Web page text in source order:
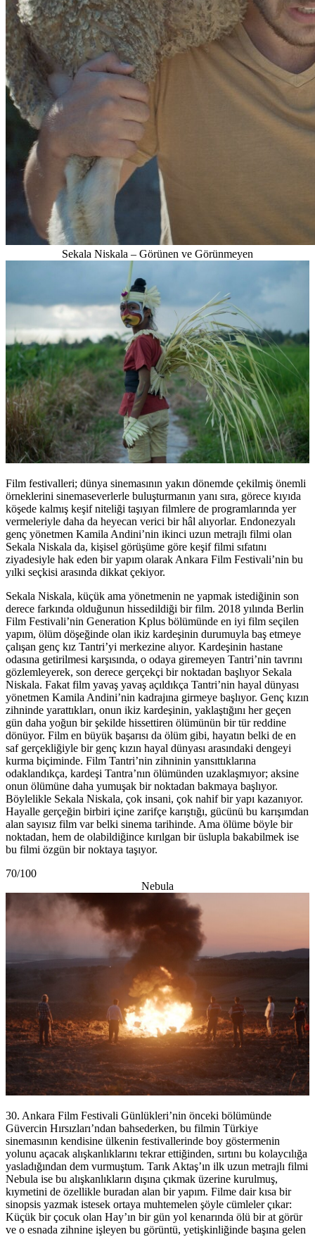
Sekala Niskala – Görünen ve Görünmeyen
Film festivalleri; dünya sinemasının yakın dönemde çekilmiş önemli
örneklerini sinemaseverlerle buluşturmanın yanı sıra, görece kıyıda
köşede kalmış keşif niteliği taşıyan filmlere de programlarında yer
vermeleriyle daha da heyecan verici bir hâl alıyorlar. Endonezyalı
genç yönetmen Kamila Andini’nin ikinci uzun metrajlı filmi olan
Sekala Niskala da, kişisel görüşüme göre keşif filmi sıfatını
ziyadesiyle hak eden bir yapım olarak Ankara Film Festivali’nin bu
yılki seçkisi arasında dikkat çekiyor.
Sekala Niskala, küçük ama yönetmenin ne yapmak istediğinin son
derece farkında olduğunun hissedildiği bir film. 2018 yılında Berlin
Film Festivali’nin Generation Kplus bölümünde en iyi film seçilen
yapım, ölüm döşeğinde olan ikiz kardeşinin durumuyla baş etmeye
çalışan genç kız Tantri’yi merkezine alıyor. Kardeşinin hastane
odasına getirilmesi karşısında, o odaya giremeyen Tantri’nin tavrını
gözlemleyerek, son derece gerçekçi bir noktadan başlıyor Sekala
Niskala. Fakat film yavaş yavaş açıldıkça Tantri’nin hayal dünyası
yönetmen Kamila Andini’nin kadrajına girmeye başlıyor. Genç kızın
zihninde yarattıkları, onun ikiz kardeşinin, yaklaştığını her geçen
gün daha yoğun bir şekilde hissettiren ölümünün bir tür reddine
dönüyor. Film en büyük başarısı da ölüm gibi, hayatın belki de en
saf gerçekliğiyle bir genç kızın hayal dünyası arasındaki dengeyi
kurma biçiminde. Film Tantri’nin zihninin yansıttıklarına
odaklandıkça, kardeşi Tantra’nın ölümünden uzaklaşmıyor; aksine
onun ölümüne daha yumuşak bir noktadan bakmaya başlıyor.
Böylelikle Sekala Niskala, çok insani, çok nahif bir yapı kazanıyor.
Hayalle gerçeğin birbiri içine zarifçe karıştığı, gücünü bu karışımdan
alan sayısız film var belki sinema tarihinde. Ama ölüme böyle bir
noktadan, hem de olabildiğince kırılgan bir üslupla bakabilmek ise
bu filmi özgün bir noktaya taşıyor.
70/100
Nebula
30. Ankara Film Festivali Günlükleri’nin önceki bölümünde
Güvercin Hırsızları’ndan bahsederken, bu filmin Türkiye
sinemasının kendisine ülkenin festivallerinde boy göstermenin
yolunu açacak alışkanlıklarını tekrar ettiğinden, sırtını bu kolaycılığa
yasladığından dem vurmuştum. Tarık Aktaş’ın ilk uzun metrajlı filmi
Nebula ise bu alışkanlıkların dışına çıkmak üzerine kurulmuş,
kıymetini de özellikle buradan alan bir yapım. Filme dair kısa bir
sinopsis yazmak istesek ortaya muhtemelen şöyle cümleler çıkar:
Küçük bir çocuk olan Hay’ın bir gün yol kenarında ölü bir at görür
ve o esnada zihnine işleyen bu görüntü, yetişkinliğinde başına gelen